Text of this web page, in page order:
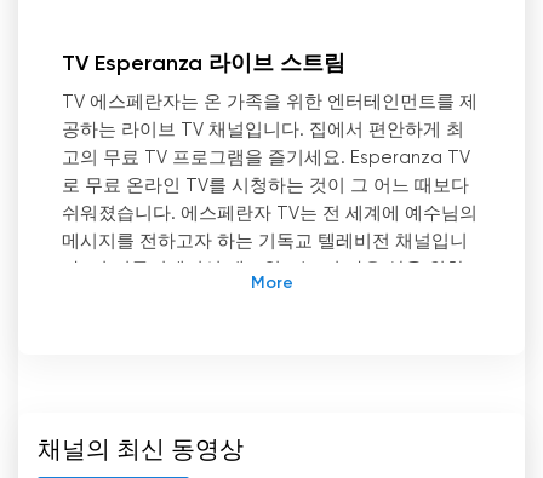
TV Esperanza 라이브 스트림
TV 에스페란자는 온 가족을 위한 엔터테인먼트를 제
공하는 라이브 TV 채널입니다. 집에서 편안하게 최
고의 무료 TV 프로그램을 즐기세요. Esperanza TV
로 무료 온라인 TV를 시청하는 것이 그 어느 때보다
쉬워졌습니다. 에스페란자 TV는 전 세계에 예수님의
메시지를 전하고자 하는 기독교 텔레비전 채널입니
에스페란자 TV는 예능 프로그램부터 영적 성찰 프로
채널의 최신 동영상